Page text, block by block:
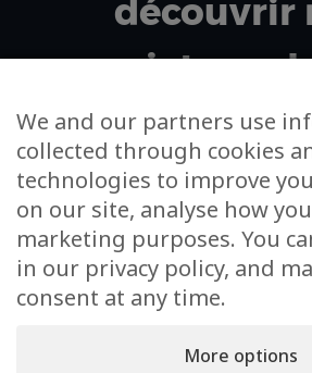
découvrir
projets
Votre adresse email
J’accepte de m’inscrire à la
l’utilisation de mes données dans cet
We and our partners use
collected through cookies
technologies to improve
on our site, analyse how
marketing purposes. You
in our privacy policy, and
consent at any time.
More options